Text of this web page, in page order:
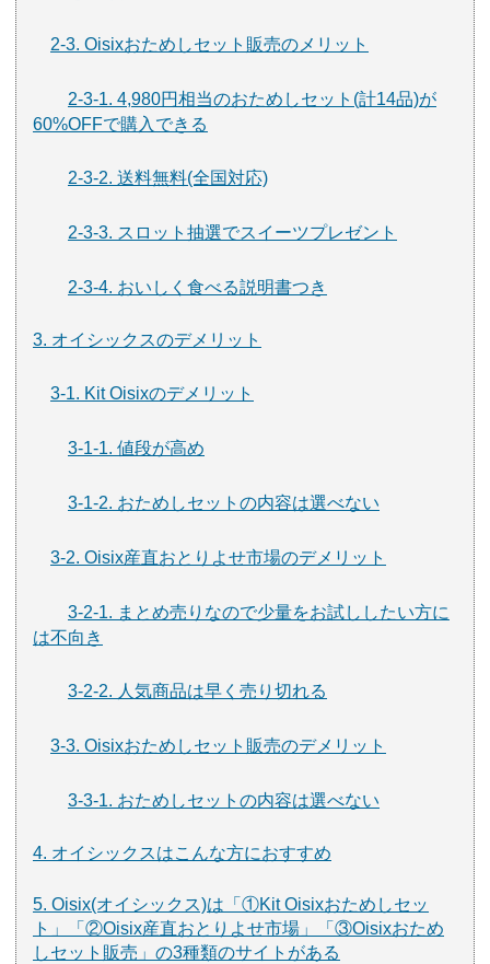
2-3. Oisixおためしセット販売のメリット
2-3-1. 4,980円相当のおためしセット(計14品)が
60%OFFで購入できる
2-3-2. 送料無料(全国対応)
2-3-3. スロット抽選でスイーツプレゼント
2-3-4. おいしく食べる説明書つき
3. オイシックスのデメリット
3-1. Kit Oisixのデメリット
3-1-1. 値段が高め
3-1-2. おためしセットの内容は選べない
3-2. Oisix産直おとりよせ市場のデメリット
3-2-1. まとめ売りなので少量をお試ししたい方に
は不向き
3-2-2. 人気商品は早く売り切れる
3-3. Oisixおためしセット販売のデメリット
3-3-1. おためしセットの内容は選べない
4. オイシックスはこんな方におすすめ
5. Oisix(オイシックス)は「①Kit Oisixおためしセッ
ト」「②Oisix産直おとりよせ市場」「③Oisixおため
しセット販売」の3種類のサイトがある